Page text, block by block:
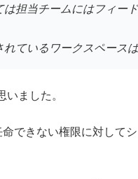
担当チームにはフィー
ているワークスペース
ました。
できない権限に対して